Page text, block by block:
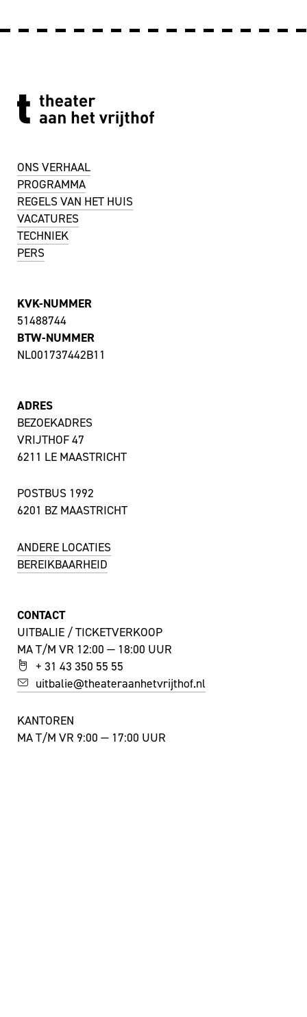
ONS VERHAAL
PROGRAMMA
REGELS VAN HET HUIS
VACATURES
TECHNIEK
PERS
KVK-NUMMER
51488744
BTW-NUMMER
NL001737442B11
ADRES
BEZOEKADRES
VRIJTHOF 47
6211 LE MAASTRICHT
POSTBUS 1992
6201 BZ MAASTRICHT
ANDERE LOCATIES
BEREIKBAARHEID
CONTACT
UITBALIE / TICKETVERKOOP
MA T/M VR 12:00 — 18:00 UUR
+ 31 43 350 55 55
uitbalie@theateraanhetvrijthof.nl
KANTOREN
MA T/M VR 9:00 — 17:00 UUR